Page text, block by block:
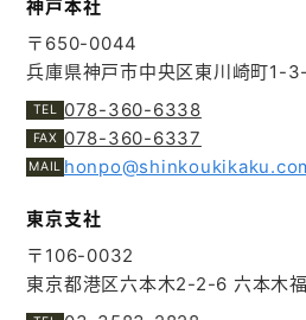
神戸本社
〒650-0044
兵庫県神戸市中央区東川崎町1-
078-360-6338
078-360-6337
東京支社
〒106-0032
東京都港区六本木2-2-6 六本木